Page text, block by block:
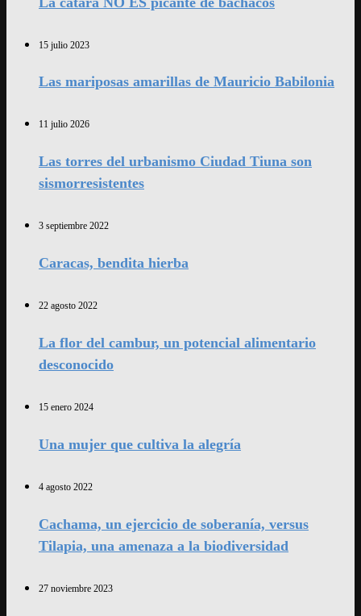
15 julio 2023
Las mariposas amarillas de Mauricio Babilonia
11 julio 2026
Las torres del urbanismo Ciudad Tiuna son
sismorresistentes
3 septiembre 2022
Caracas, bendita hierba
22 agosto 2022
La flor del cambur, un potencial alimentario
desconocido
15 enero 2024
Una mujer que cultiva la alegría
4 agosto 2022
Cachama, un ejercicio de soberanía, versus
Tilapia, una amenaza a la biodiversidad
27 noviembre 2023